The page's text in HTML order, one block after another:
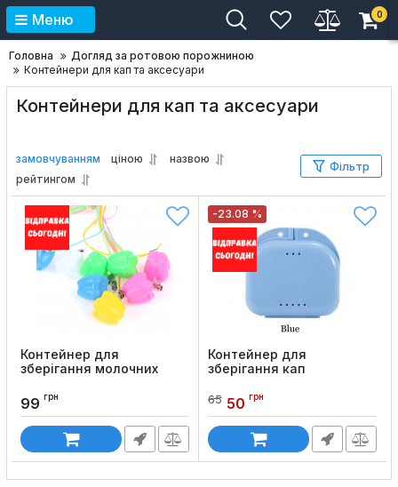
Меню 0
Головна
Догляд за ротовою порожниною
Контейнери для кап та аксесуари
Контейнери для кап та аксесуари
замовчуванням ціною
назвою
рейтингом
Фільтр
Контейнер для
зберігання молочних
Код товару:
99 грн
-23.08 %
Контейнер для
зберігання кап
65 50 грн